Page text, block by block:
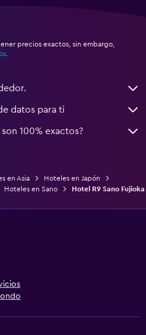
precios exactos, sin embargo,
datos para ti
100% exactos?
en Asia
Hoteles en Japón
Hoteles en Sano Hotel R9 Sano Fujioka